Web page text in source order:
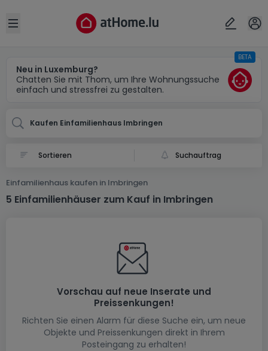
Open sidebar
Neu in Luxemburg?
Chatten Sie mit Thom, um Ihre Wohnungssuche
einfach und stressfrei zu gestalten.
BETA
Kaufen Einfamilienhaus Imbringen
Suchauftrag
Einfamilienhaus kaufen in Imbringen
5 Einfamilienhäuser zum Kauf in Imbringen
Vorschau auf neue Inserate und
Preissenkungen!
Richten Sie einen Alarm für diese Suche ein, um neue
Objekte und Preissenkungen direkt in Ihrem
Posteingang zu erhalten!
Ort
Abbrechen ok